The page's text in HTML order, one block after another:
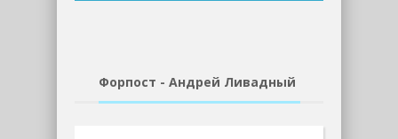
Форпост - Андрей Ливадный